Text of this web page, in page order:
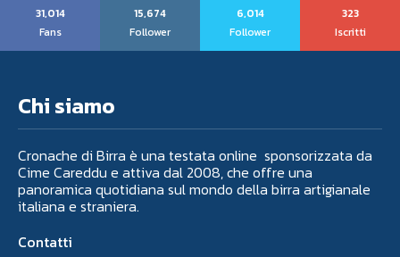
31,014
Fans
15,674
Follower
6,014
Follower
323
Iscritti
Chi siamo
Cronache di Birra è una testata online sponsorizzata da
Cime Careddu e attiva dal 2008, che offre una
panoramica quotidiana sul mondo della birra artigianale
italiana e straniera.
Contatti